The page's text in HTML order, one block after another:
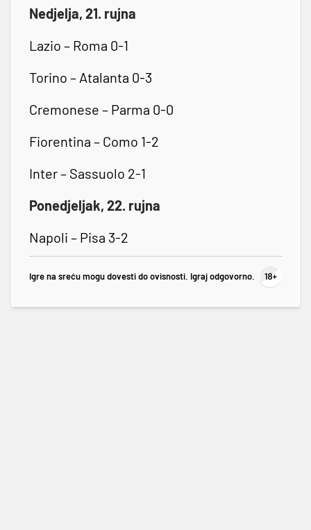
Nedjelja, 21. rujna
Lazio – Roma 0-1
Torino – Atalanta 0-3
Cremonese – Parma 0-0
Fiorentina – Como 1-2
Inter – Sassuolo 2-1
Ponedjeljak, 22. rujna
Napoli – Pisa 3-2
Igre na sreću mogu dovesti do ovisnosti. Igraj odgovorno.